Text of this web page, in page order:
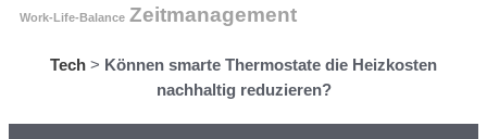
Work-Life-Balance Zeitmanagement
Tech > Können smarte Thermostate die Heizkosten
nachhaltig reduzieren?